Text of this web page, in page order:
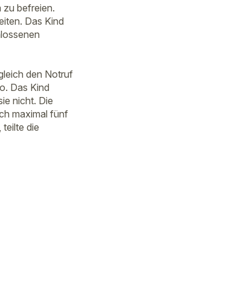
zu befreien.
Das Kind
den Notruf
Das Kind
nicht. Die
maximal fünf
teilte die